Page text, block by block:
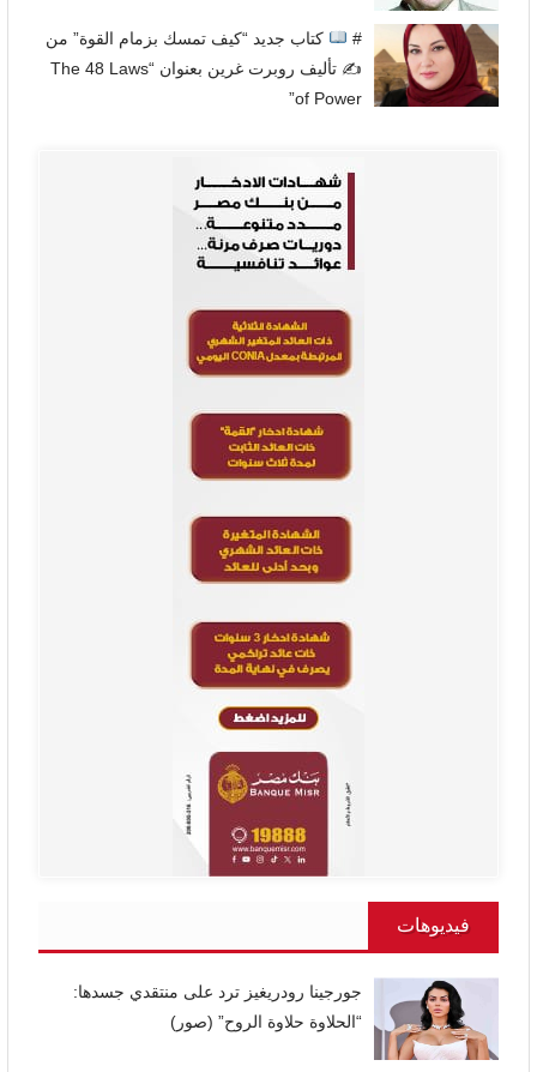
#
كتاب جديد “كيف تمسك بزمام القوة” من
✍
تأليف روبرت غرين بعنوان “The 48 Laws
of Power”
فيديوهات
جورجينا رودريغيز ترد على منتقدي جسدها:
“الحلاوة حلاوة الروح” (صور)